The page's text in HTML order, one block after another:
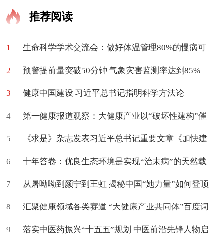
推荐阅读
1 生命科学学术交流会：做好体温管理80%的慢病可
促进治愈
2 预警提前量突破50分钟 气象灾害监测率达到85%
3 健康中国建设 习近平总书记指明科学方法论
4 第一健康报道观察：大健康产业以“破坏性建构”催
生新命题
5 《求是》杂志发表习近平总书记重要文章《加快建
设健康中国》
6 十年答卷：优良生态环境是实现“治未病”的天然载
体
7 从屠呦呦到颜宁到王虹 揭秘中国“她力量”如何登顶
世界
8 汇聚健康领域各类赛道 “大健康产业共同体”百度词
条上新了
9 落实中医药振兴“十五五”规划 中医前沿先锋人物启